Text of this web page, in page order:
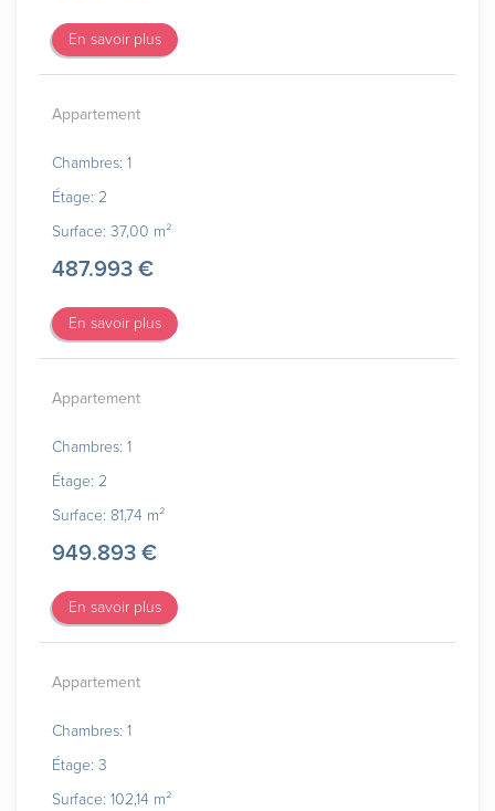
En savoir plus
Appartement
Chambres: 1
Étage: 2
Surface: 37,00 m²
487.993 €
En savoir plus
Appartement
Chambres: 1
Étage: 2
Surface: 81,74 m²
949.893 €
En savoir plus
Appartement
Chambres: 1
Étage: 3
Surface: 102,14 m²